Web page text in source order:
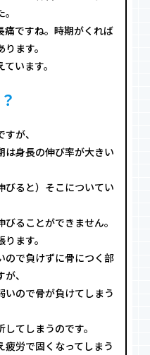
痛ですね。時期がくれば
ます。
います。
が、
は身長の伸び率が大きい
びると）そこについてい
ることができません。
ます。
ので負けずに骨につく部
、
いので骨が負けてしまう
てしまうのです。
疲労で固くなってしまう